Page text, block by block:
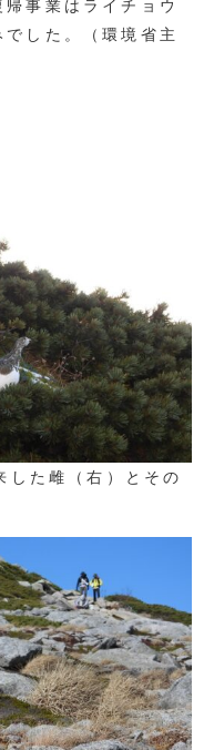
事業はライチョウ
した。（環境省主
た雌（右）とその